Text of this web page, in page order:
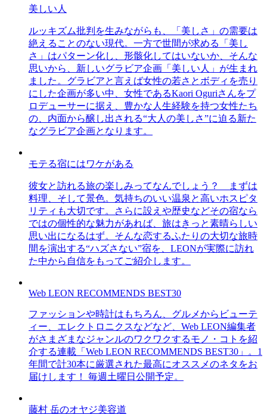
美しい人
ルッキズム批判を生みながらも、「美しさ」の需要は
絶えることのない現代。一方で世間が求める「美し
さ」はパターン化し、形骸化してはいないか、そんな
思いから、新しいグラビア企画「美しい人」が生まれ
ました。グラビアと言えば女性の若さとボディを売り
にした企画が多い中、女性であるKaori Oguriさんをプ
ロデューサーに据え、豊かな人生経験を持つ女性たち
の、内面から醸し出される“大人の美しさ”に迫る新た
なグラビア企画となります。
モテる宿にはワケがある
彼女と訪れる旅の楽しみってなんでしょう？ まずは
料理、そして景色。気持ちのいい温泉と高いホスピタ
リティも大切です。さらに設えや歴史などその宿なら
ではの個性的な魅力があれば、旅はきっと素晴らしい
思い出になるはず。そんな恋するふたりの大切な旅時
間を演出する“ハズさない”宿を、LEONが実際に訪れ
た中から自信をもってご紹介します。
Web LEON RECOMMENDS BEST30
ファッションや時計はもちろん、グルメからビューテ
ィー、エレクトロニクスなどなど、Web LEON編集者
がさまざまなジャンルのワクワクするモノ・コトを紹
介する連載「Web LEON RECOMMENDS BEST30」。1
年間で計30本に厳選された最高にオススメのネタをお
届けします！ 毎週土曜日公開予定。
藤村 岳のオヤジ美容道